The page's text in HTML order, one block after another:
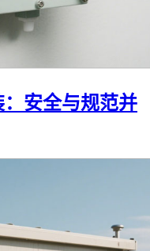
安全与规范并